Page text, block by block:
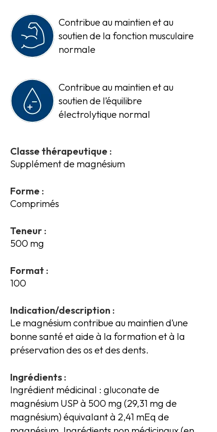
Contribue au maintien et au
soutien de la fonction musculaire
normale
Contribue au maintien et au
soutien de l’équilibre
électrolytique normal
Classe thérapeutique :
Supplément de magnésium
Forme :
Comprimés
Teneur :
500 mg
Format :
100
Indication/description :
Le magnésium contribue au maintien d’une
bonne santé et aide à la formation et à la
préservation des os et des dents.
Ingrédients :
Ingrédient médicinal : gluconate de
magnésium USP à 500 mg (29,31 mg de
magnésium) équivalant à 2,41 mEq de